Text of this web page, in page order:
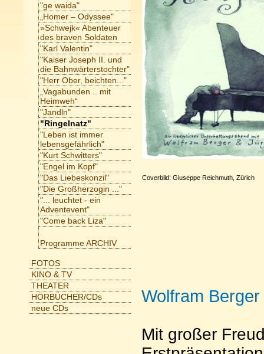
"ge waida"
„Homer – Odyssee"
»Schwejk« Abenteuer
des braven Soldaten
"Karl Valentin"
"Kaiser Joseph II. und
die Bahnwärterstochter"
"Herr Ober, beichten..."
„Vagabunden .. mit
Heimweh“
"Jandln"
"Ringelnatz"
"Leben ist immer
lebensgefährlich"
"Kurt Schwitters"
"Engel im Kopf"
"Das Liebeskonzil"
"Die Großherzogin ..."
"... leuchtet - ein
Adventevent"
"Come back Liza"
Programme ARCHIV
FOTOS
KINO & TV
THEATER
HÖRBÜCHER/CDs
neue CDs
Coverbild: Giuseppe Reichmuth, Zürich
Wolfram
Mit großer